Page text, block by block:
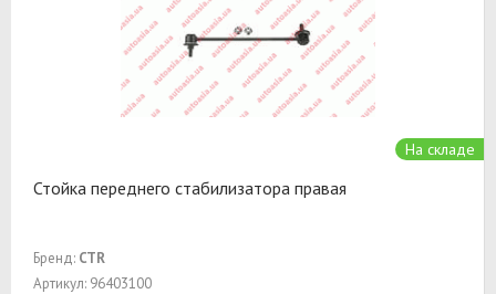
На складе
Стойка переднего стабилизатора правая
Бренд: CTR
Артикул: 96403100